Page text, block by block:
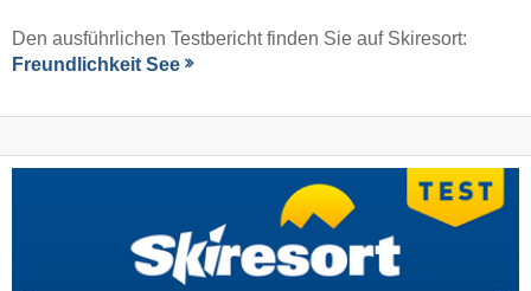
Den ausführlichen Testbericht finden Sie auf Skiresort:
Freundlichkeit See